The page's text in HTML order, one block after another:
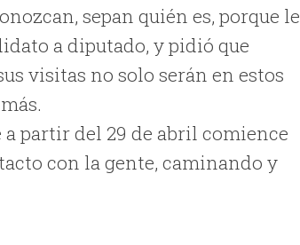
sepan quién es, porque le
a diputado, y pidió que
visitas no solo serán en estos
partir del 29 de abril comience
con la gente, caminando y